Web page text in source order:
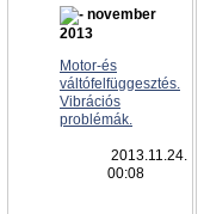
november
2013
Motor-és
váltófelfüggesztés.
Vibrációs
problémák.
2013.11.24.
00:08